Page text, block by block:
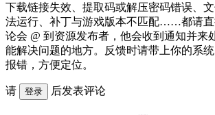
下载链接失效、提取码或解压密码错误、
法运行、补丁与游戏版本不匹配……都请
论会 @ 到资源发布者，他会收到通知并来
能解决问题的地方。反馈时请带上你的系
报错，方便定位。
请 登录 后发表评论